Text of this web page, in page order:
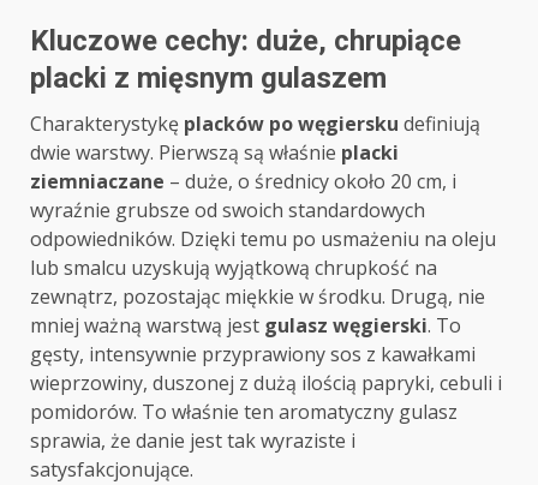
Kluczowe cechy: duże, chrupiące
placki z mięsnym gulaszem
Charakterystykę placków po węgiersku definiują
dwie warstwy. Pierwszą są właśnie placki
ziemniaczane – duże, o średnicy około 20 cm, i
wyraźnie grubsze od swoich standardowych
odpowiedników. Dzięki temu po usmażeniu na oleju
lub smalcu uzyskują wyjątkową chrupkość na
zewnątrz, pozostając miękkie w środku. Drugą, nie
mniej ważną warstwą jest gulasz węgierski. To
gęsty, intensywnie przyprawiony sos z kawałkami
wieprzowiny, duszonej z dużą ilością papryki, cebuli i
pomidorów. To właśnie ten aromatyczny gulasz
sprawia, że danie jest tak wyraziste i
satysfakcjonujące.